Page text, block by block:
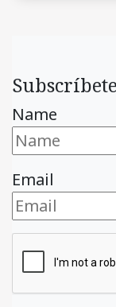
Name
Email